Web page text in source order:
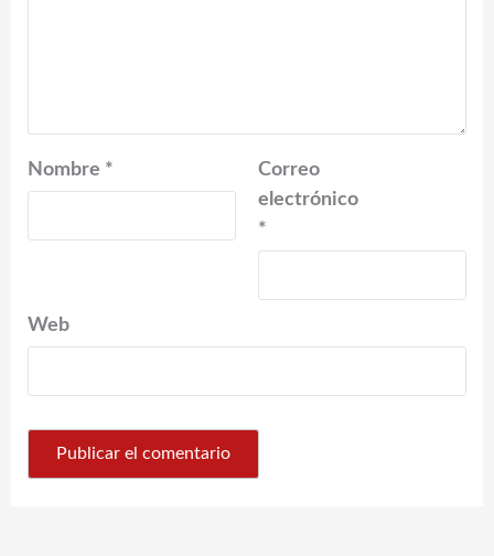
Nombre *
Correo
electrónico
*
Web